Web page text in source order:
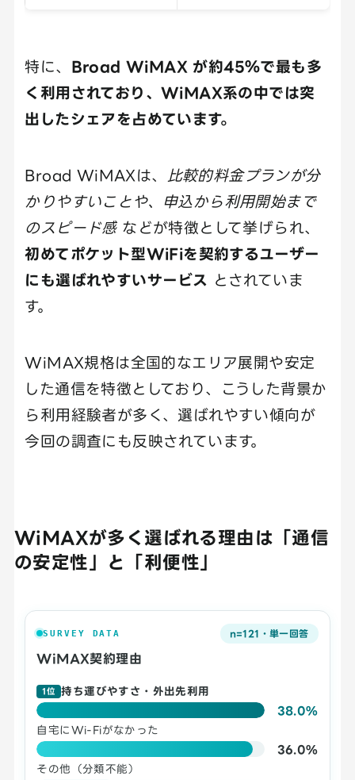
特に、 Broad WiMAX が約45％で最も多
く利用されており、WiMAX系の中では突
出したシェアを占めています。
Broad WiMAXは、
比較的料金プランが分
かりやすいことや、申込から利用開始まで
のスピード感などが特徴として挙げられ、
初めてポケット型WiFiを契約するユーザー
にも選ばれやすいサービス とされていま
す。
WiMAX規格は全国的なエリア展開や安定
した通信を特徴としており、こうした背景か
ら利用経験者が多く、選ばれやすい傾向が
今回の調査にも反映されています。
WiMAXが多く選ばれる理由は「通信
の安定性」と「利便性」
SURVEY DATA n=121・単一回答
WiMAX契約理由
1位 持ち運びやすさ・外出先利用
38.0%
自宅にWi-Fiがなかった
36.0%
その他（分類不能）